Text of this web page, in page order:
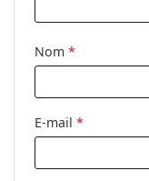
Nom *
E-mail *